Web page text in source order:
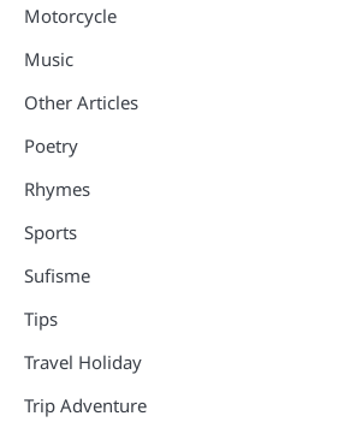
Motorcycle
Music
Other Articles
Poetry
Rhymes
Sports
Sufisme
Tips
Travel Holiday
Trip Adventure